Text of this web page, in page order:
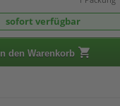
sofort verfügbar
In den Warenkorb